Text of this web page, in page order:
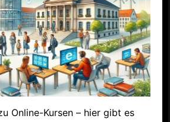
Online-Kursen – hier gibt es